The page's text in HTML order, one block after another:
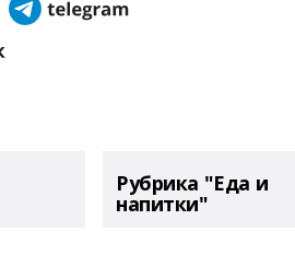
Рубрика "Еда и
напитки"